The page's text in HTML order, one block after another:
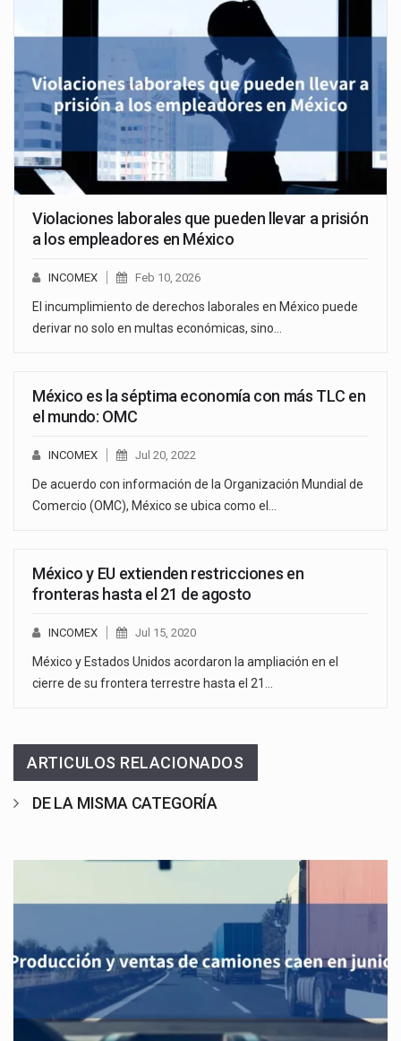
Violaciones laborales que pueden llevar a prisión
a los empleadores en México
INCOMEX Feb 10, 2026
El incumplimiento de derechos laborales en México puede
derivar no solo en multas económicas, sino…
México es la séptima economía con más TLC en
el mundo: OMC
INCOMEX Jul 20, 2022
De acuerdo con información de la Organización Mundial de
Comercio (OMC), México se ubica como el…
México y EU extienden restricciones en
fronteras hasta el 21 de agosto
INCOMEX Jul 15, 2020
México y Estados Unidos acordaron la ampliación en el
cierre de su frontera terrestre hasta el 21…
ARTICULOS RELACIONADOS
DE LA MISMA CATEGORÍA